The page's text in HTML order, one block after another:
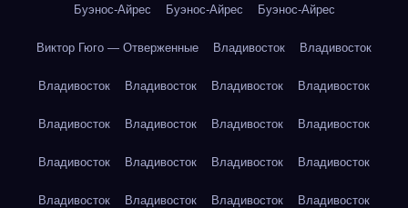
Буэнос-Айрес Буэнос-Айрес Буэнос-Айрес
Виктор Гюго — Отверженные Владивосток Владивосток
Владивосток Владивосток Владивосток Владивосток
Владивосток Владивосток Владивосток Владивосток
Владивосток Владивосток Владивосток Владивосток
Владивосток Владивосток Владивосток Владивосток